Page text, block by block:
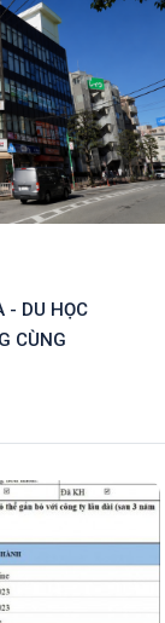
- DU HỌC
CÙNG